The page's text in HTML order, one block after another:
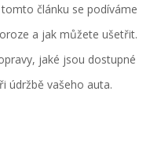
článku se podíváme
a jak můžete ušetřit.
jaké jsou dostupné
údržbě vašeho auta.